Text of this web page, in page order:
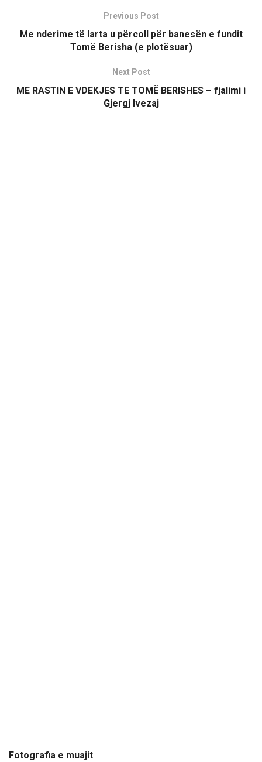
Previous Post
Me nderime të larta u përcoll për banesën e fundit
Tomë Berisha (e plotësuar)
Next Post
ME RASTIN E VDEKJES TE TOMË BERISHES – fjalimi i
Gjergj Ivezaj
Fotografia e muajit